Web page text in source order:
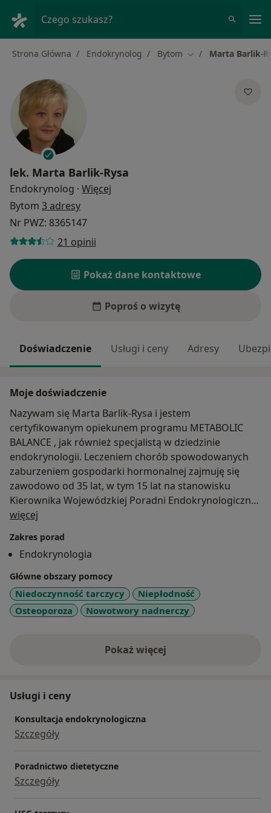
Czego szukasz?
Strona Główna Endokrynolog Bytom Zmień miasto
Marta Barlik-
lek. Marta Barlik-Rysa
Endokrynolog · Więcej
Bytom 3 adresy
Nr PWZ: 8365147
21 opinii
Pokaż dane kontaktowe
Poproś o wizytę
Doświadczenie Usługi i ceny Adresy
Moje doświadczenie
Nazywam się Marta Barlik-Rysa i jestem
certyfikowanym opiekunem programu METABOLIC
BALANCE , jak również specjalistą w dziedzinie
endokrynologii. Leczeniem chorób spowodowanych
zaburzeniem gospodarki hormonalnej zajmuję się
zawodowo od 35 lat, w tym 15 lat na stanowisku
Kierownika Wojewódzkiej Poradni Endokrynologicznej
w Zabrzu. Doświadczenie i praktykę zdobywałam
Zakładu Diagnostyki Izotopowej Śląskiej Akademii
Medycznej w Katowicach.
W swoim dorobku naukowym mogę poszczycić się
wieloma publikacjami naukowymi
w prasie polskiej i zagranicznej, w zakresie
(leczenie chorób tarczycy).
więcej
Zakres porad
Endokrynologia
Główne obszary pomocy
Niedoczynność tarczycy
Niepłodność
Osteoporoza
Nowotwory nadnerczy
Pokaż więcejo doświadczeniu
Usługi i ceny
Konsultacja endokrynologiczna
Szczegóły
Poradnictwo dietetyczne
Szczegóły